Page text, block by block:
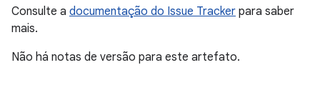
Consulte a documentação do Issue Tracker para saber
mais.
Não há notas de versão para este artefato.